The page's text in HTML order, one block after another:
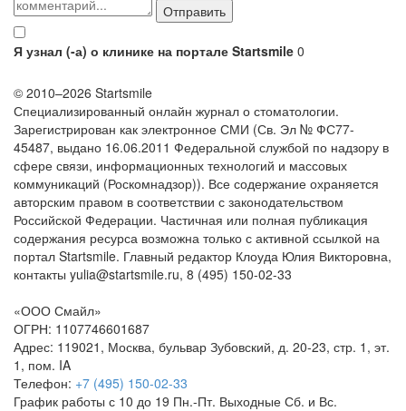
Я узнал (-а) о клинике на портале Startsmile 0
© 2010–2026 Startsmile
Специализированный онлайн журнал о стоматологии.
Зарегистрирован как электронное СМИ (Св. Эл № ФС77-
45487, выдано 16.06.2011 Федеральной службой по надзору в
сфере связи, информационных технологий и массовых
коммуникаций (Роскомнадзор)). Все содержание охраняется
авторским правом в соответствии с законодательством
Российской Федерации. Частичная или полная публикация
содержания ресурса возможна только с активной ссылкой на
портал Startsmile. Главный редактор Клоуда Юлия Викторовна,
контакты yulia@startsmile.ru, 8 (495) 150-02-33
«ООО Смайл»
ОГРН: 1107746601687
Адрес: 119021 , Москва, бульвар Зубовский, д. 20-23, стр. 1, эт.
1, пом. IA
Телефон: +7 (495) 150-02-33
График работы с 10 до 19 Пн.-Пт. Выходные Сб. и Вс.